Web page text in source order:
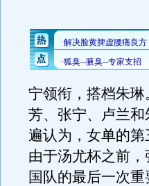
宁领衔，搭档朱
芳、张宁、卢兰
遍认为，女单的
由于汤尤杯之前
国队的最后一次